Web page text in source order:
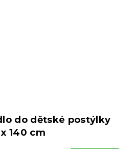
do dětské postýlky
140 cm